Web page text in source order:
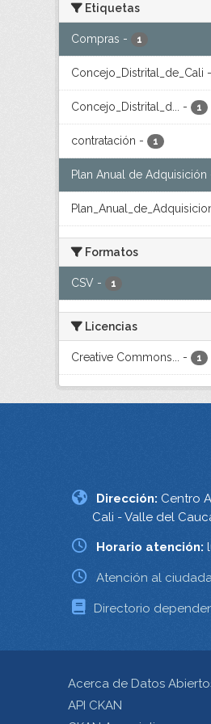
Etiquetas
Compras - 1
Concejo_Distrital_de_Cali -
Concejo_Distrital_d... - 1
contratación - 1
Plan Anual de Adquisición
Formatos
CSV - 1
Licencias
Creative Commons... - 1
Dirección: Centro
Cali - Valle del
Horario atención:
Atención al
Directorio
Acerca de Datos
API CKAN